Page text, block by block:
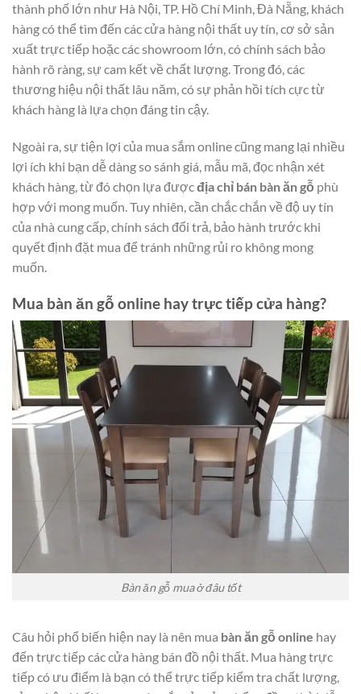
thành phố lớn như Hà Nội, TP. Hồ Chí Minh, Đà Nẵng, khách
hàng có thể tìm đến các cửa hàng nội thất uy tín, cơ sở sản
xuất trực tiếp hoặc các showroom lớn, có chính sách bảo
hành rõ ràng, sự cam kết về chất lượng. Trong đó, các
thương hiệu nội thất lâu năm, có sự phản hồi tích cực từ
khách hàng là lựa chọn đáng tin cậy.
Ngoài ra, sự tiện lợi của mua sắm online cũng mang lại nhiều
lợi ích khi bạn dễ dàng so sánh giá, mẫu mã, đọc nhận xét
khách hàng, từ đó chọn lựa đượcđịa chỉ bán bàn ăn gỗ phù
hợp với mong muốn. Tuy nhiên, cần chắc chắn về độ uy tín
của nhà cung cấp, chính sách đổi trả, bảo hành trước khi
quyết định đặt mua để tránh những rủi ro không mong
muốn.
Mua bàn ăn gỗ online hay trực tiếp cửa hàng?
Bàn ăn gỗ mua ở đâu tốt
Câu hỏi phổ biến hiện nay là nên mua bàn ăn gỗ online hay
đến trực tiếp các cửa hàng bán đồ nội thất. Mua hàng trực
tiếp có ưu điểm là bạn có thể trực tiếp kiểm tra chất lượng,